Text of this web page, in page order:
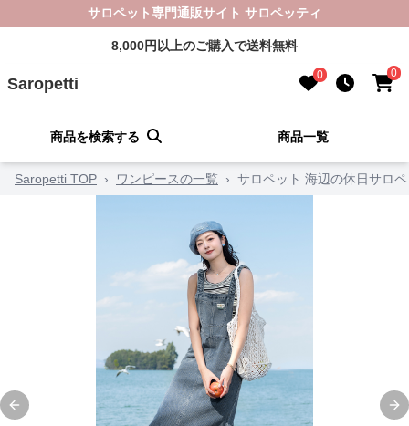
サロペット専門通販サイト サロペッティ
8,000円以上のご購入で送料無料
Saropetti 0 0
商品を検索する 商品一覧
Saropetti TOP › ワンピースの一覧 › サロペット 海辺の休日サロ
Previous slide